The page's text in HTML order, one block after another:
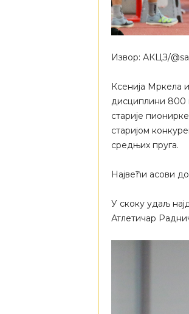
Извор: АКЦЗ/
Ксенија Мркела
дисциплини 800
старије
старијом
средњих пруга.
Највећи асови
У скоку удаљ
Атлетичар